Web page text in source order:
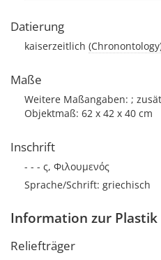
Datierung
kaiserzeitlich
Maße
Weitere Maßangaben: ;
Objektmaß: 62 x 42 x 40 cm
Inschrift
- - - ς, Φιλουμενός
Sprache/Schrift: griechisch
Information zur Plastik
Reliefträger